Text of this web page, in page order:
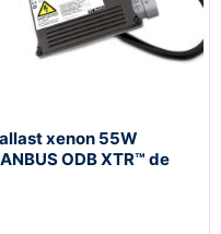
xenon 55W
ODB XTR™ de